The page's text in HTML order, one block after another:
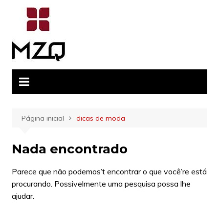
conteúdo
Página inicial dicas de moda
Nada encontrado
Parece que não podemos’t encontrar o que você’re está
procurando. Possivelmente uma pesquisa possa lhe
ajudar.